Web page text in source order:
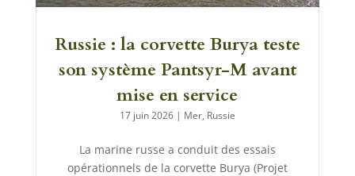
Russie : la corvette Burya teste
son système Pantsyr-M avant
mise en service
17 juin 2026| Mer, Russie
La marine russe a conduit des essais
opérationnels de la corvette Burya (Projet